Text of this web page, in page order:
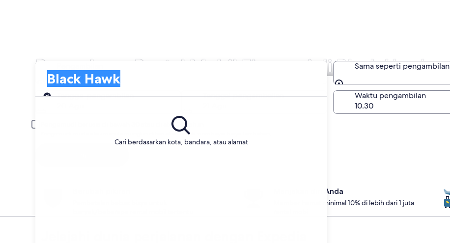
Perusahaan Rental Mobil Ekonomi di Black Hawk
Cari berdasarkan kota, bandara, atau alamat
Black Hawk
Pengambilan
Sama seperti pengambilan
Sama seperti pengambilan
Tanggal pengambilan
Tanggal pengembalian
Waktu pengambilan
Pengemudi berusia di bawah 30 atau di atas 70 tahun
Pengemudi muda atau manula mungkin diharuskan untuk membayar biaya tambahan.
Manjakan diri Anda
Member hemat minimal 10% di lebih dari 1 juta